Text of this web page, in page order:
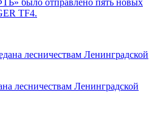
было отправлено пять новых
TF4.
лесничествам Ленинградской